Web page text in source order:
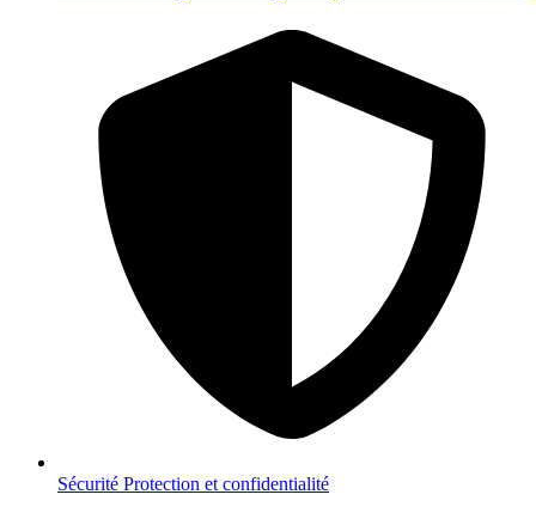
Sécurité Protection et confidentialité